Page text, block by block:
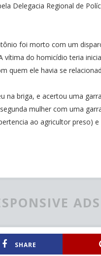
Delegacia Regional de
foi morto com um
vítima do homicídio teria
quem ele havia se
na briga, e acertou uma
mulher com uma
ao agricultor preso) e
SHARE